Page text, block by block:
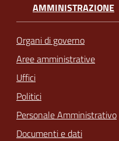
AMMINISTRAZIONE
Organi di governo
Aree amministrative
Uffici
Politici
Personale Amministrativo
Documenti e dati